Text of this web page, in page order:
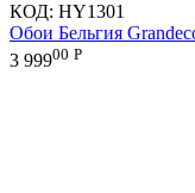
КОД: HY1301
Обои Бельгия
3 99900 Р